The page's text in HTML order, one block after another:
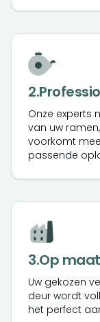
2.
Onze experts
van uw
voorkomt
passende
3.Op
Uw gekozen
deur wordt
het perfect